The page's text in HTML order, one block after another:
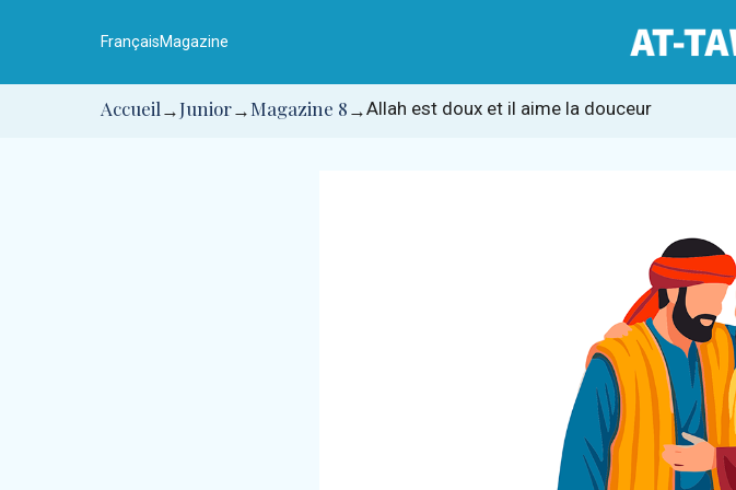
FrançaisMagazine
Accueil →Junior→ Magazine 8 →Allah est doux et il aime la douceur